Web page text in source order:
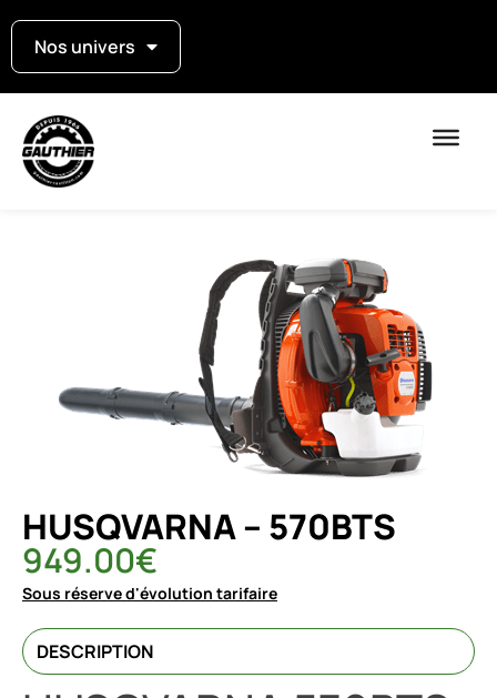
Nos univers
HUSQVARNA – 570BTS
949.00€
Sous réserve d'évolution tarifaire
DESCRIPTION